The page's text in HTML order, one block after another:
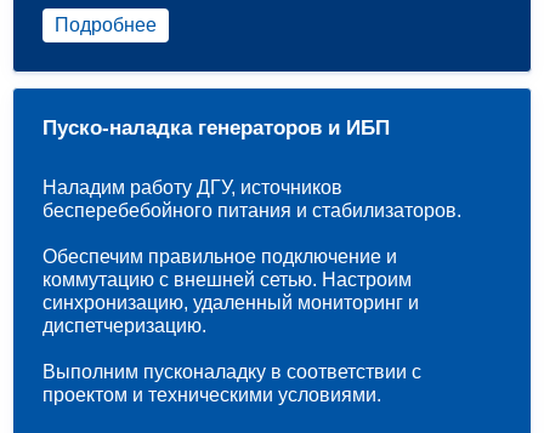
Подробнее
Пуско-наладка генераторов и ИБП
Наладим работу ДГУ, источников
бесперебебойного питания и стабилизаторов.
Обеспечим правильное подключение и
коммутацию с внешней сетью. Настроим
синхронизацию, удаленный мониторинг и
диспетчеризацию.
Выполним пусконаладку в соответствии с
проектом и техническими условиями.